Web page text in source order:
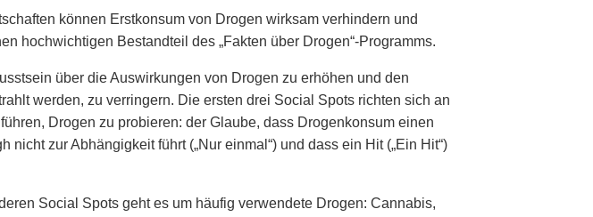
können Erstkonsum von Drogen wirksam verhindern und
hochwichtigen Bestandteil des „Fakten über Drogen“-Programms.
über die Auswirkungen von Drogen zu erhöhen und den
werden, zu verringern. Die ersten drei Social Spots richten sich an
Drogen zu probieren: der Glaube, dass Drogenkonsum einen
nicht zur Abhängigkeit führt („Nur einmal“) und dass ein Hit („Ein Hit“)
Social Spots geht es um häufig verwendete Drogen: Cannabis,